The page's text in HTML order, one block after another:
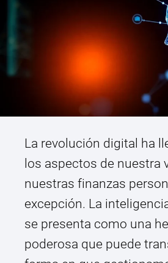
La revolución digital ha
los aspectos de nuestra
nuestras finanzas
excepción. La
se presenta como una
poderosa que puede